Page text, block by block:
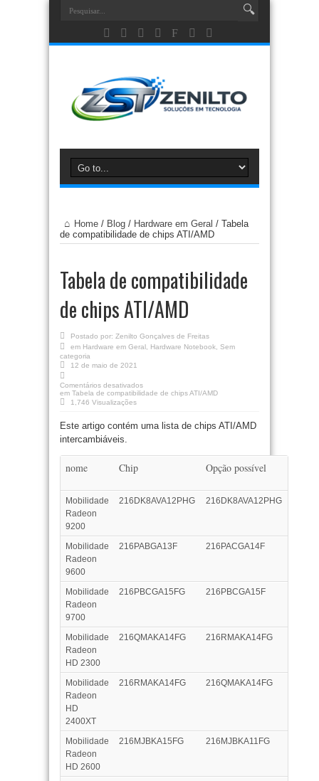
Home / Blog / Hardware em Geral / Tabela
de compatibilidade de chips ATI/AMD
Tabela de compatibilidade
de chips ATI/AMD
Postado por: Zenilto Gonçalves de Freitas
em Hardware em Geral Hardware Notebook Sem
categoria
12 de maio de 2021
Comentários desativados
em Tabela de compatibilidade de chips ATI/AMD
1,746 Visualizações
Este artigo contém uma lista de chips ATI/AMD
intercambiáveis.
nome Chip Opção possível
Mobilidade
Radeon
9200
216DK8AVA12PHG 216DK8AVA12PHG
Mobilidade
Radeon
9600
216PABGA13F 216PACGA14F
Mobilidade
Radeon
9700
216PBCGA15FG 216PBCGA15F
Mobilidade
Radeon
HD 2300
216QMAKA14FG 216RMAKA14FG
Mobilidade
Radeon
HD
2400XT
216RMAKA14FG 216QMAKA14FG
Mobilidade
Radeon
HD 2600
216MJBKA15FG 216MJBKA11FG